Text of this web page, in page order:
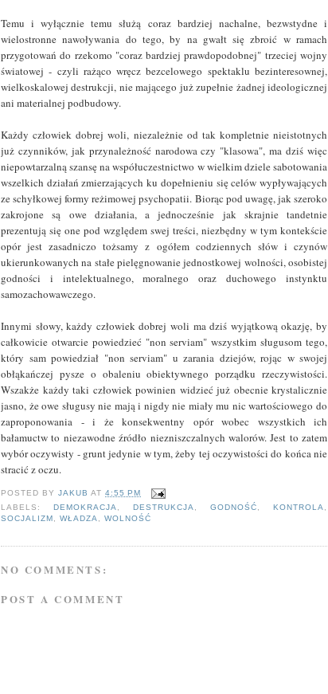
Temu i wyłącznie temu służą coraz bardziej nachalne, bezwstydne i
wielostronne nawoływania do tego, by na gwałt się zbroić w ramach
przygotowań do rzekomo "coraz bardziej prawdopodobnej" trzeciej wojny
światowej - czyli rażąco wręcz bezcelowego spektaklu bezinteresownej,
wielkoskalowej destrukcji, nie mającego już zupełnie żadnej ideologicznej
ani materialnej podbudowy.
Każdy człowiek dobrej woli, niezależnie od tak kompletnie nieistotnych
już czynników, jak przynależność narodowa czy "klasowa", ma dziś więc
niepowtarzalną szansę na współuczestnictwo w wielkim dziele sabotowania
wszelkich działań zmierzających ku dopełnieniu się celów wypływających
ze schyłkowej formy reżimowej psychopatii. Biorąc pod uwagę, jak szeroko
zakrojone są owe działania, a jednocześnie jak skrajnie tandetnie
prezentują się one pod względem swej treści, niezbędny w tym kontekście
opór jest zasadniczo tożsamy z ogółem codziennych słów i czynów
ukierunkowanych na stałe pielęgnowanie jednostkowej wolności, osobistej
godności i intelektualnego, moralnego oraz duchowego instynktu
samozachowawczego.
Innymi słowy, każdy człowiek dobrej woli ma dziś wyjątkową okazję, by
całkowicie otwarcie powiedzieć "non serviam" wszystkim sługusom tego,
który sam powiedział "non serviam" u zarania dziejów, rojąc w swojej
obłąkańczej pysze o obaleniu obiektywnego porządku rzeczywistości.
Wszakże każdy taki człowiek powinien widzieć już obecnie krystalicznie
jasno, że owe sługusy nie mają i nigdy nie miały mu nic wartościowego do
zaproponowania - i że konsekwentny opór wobec wszystkich ich
bałamuctw to niezawodne źródło niezniszczalnych walorów. Jest to zatem
wybór oczywisty - grunt jedynie w tym, żeby tej oczywistości do końca nie
stracić z oczu.
POSTED BYJAKUB AT4:55 PM
LABELS: DEMOKRACJA DESTRUKCJA GODNOŚĆ KONTROLA
SOCJALIZM
,WŁADZA ,WOLNOŚĆ
NO COMMENTS:
POST A COMMENT